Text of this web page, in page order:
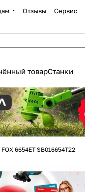
Отзывы Сервис
товарСтанки
6654ET SB016654T22